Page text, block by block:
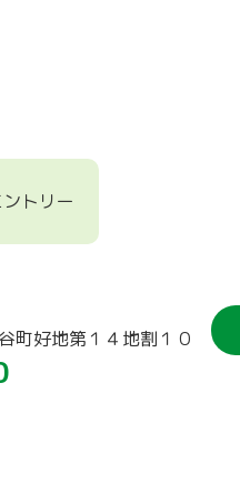
トリー
町好地第１４地割１０